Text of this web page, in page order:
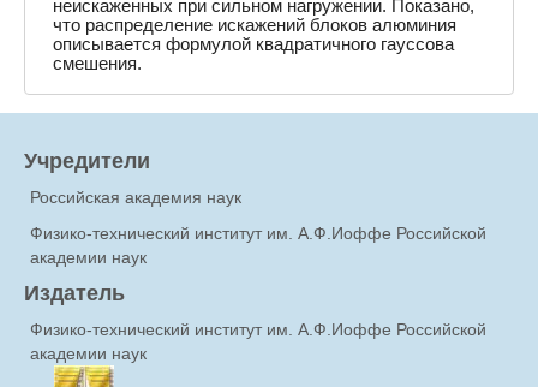
неискаженных при сильном нагружении. Показано,
что распределение искажений блоков алюминия
описывается формулой квадратичного гауссова
смешения.
Учредители
Российская академия наук
Физико-технический институт им. А.Ф.Иоффе Российской
академии наук
Издатель
Физико-технический институт им. А.Ф.Иоффе Российской
академии наук